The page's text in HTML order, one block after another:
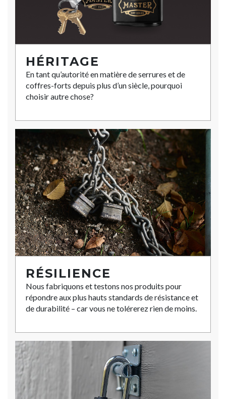
HÉRITAGE
En tant qu’autorité en matière de serrures et de
coffres-forts depuis plus d’un siècle, pourquoi
choisir autre chose?
RÉSILIENCE
Nous fabriquons et testons nos produits pour
répondre aux plus hauts standards de résistance et
de durabilité – car vous ne tolérerez rien de moins.